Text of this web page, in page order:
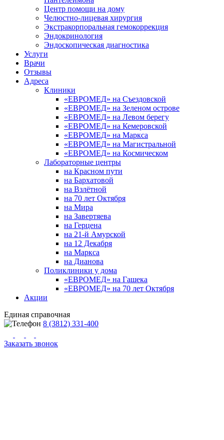
Центр помощи на дому
Челюстно-лицевая хирургия
Экстракорпоральная гемокоррекция
Эндокринология
Эндоскопическая диагностика
Услуги
Врачи
Отзывы
Адреса
Клиники
«ЕВРОМЕД» на Съездовской
«ЕВРОМЕД» на Зеленом острове
«ЕВРОМЕД» на Левом берегу
«ЕВРОМЕД» на Кемеровской
«ЕВРОМЕД» на Маркса
«ЕВРОМЕД» на Магистральной
«ЕВРОМЕД» на Космическом
Лабораторные центры
на Красном пути
на Бархатовой
на Взлётной
на 70 лет Октября
на Мира
на Завертяева
на Герцена
на 21-й Амурской
на 12 Декабря
на Маркса
на Дианова
Поликлиники у дома
«ЕВРОМЕД» на Гашека
«ЕВРОМЕД» на 70 лет Октября
Акции
Единая справочная
8 (3812) 331-400
Заказать звонок